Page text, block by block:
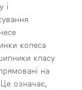
і
колеса
класу
на
означає,